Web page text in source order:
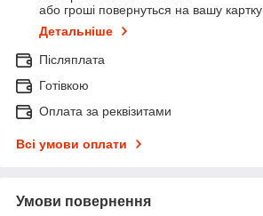
або гроші повернуться на вашу картку
Детальніше
Післяплата
Готівкою
Оплата за реквізитами
Всі умови оплати
Умови повернення